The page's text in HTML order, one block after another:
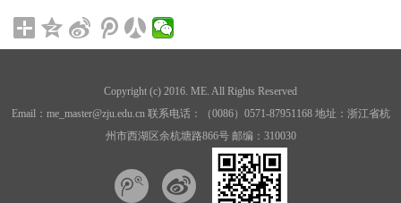
Copyright (c) 2016. ME. All Rights Reserved
Email：me_master@zju.edu.cn 联系电话：（0086）0571-87951168 地址：浙江省杭
州市西湖区余杭塘路866号 邮编：310030